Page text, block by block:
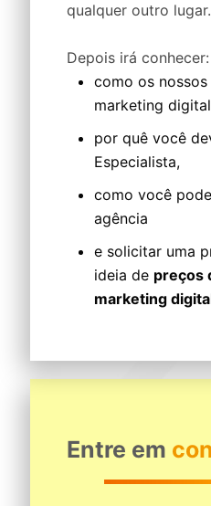
qualquer outro lugar.
Depois irá conhecer:
como os
marketing
por quê você
Especialista,
como você
agência
e solicitar uma
ideia de preços
marketing
Entre em